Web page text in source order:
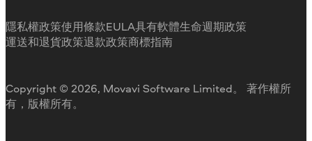
退款
為何要選擇我們
工作用
Copyright © 2026, Movavi Software Limited。 著作權所
有，版權所有。
隱私權政策使用條款EULA具有軟體生命週期政策
運送和退貨政策退款政策商標指南